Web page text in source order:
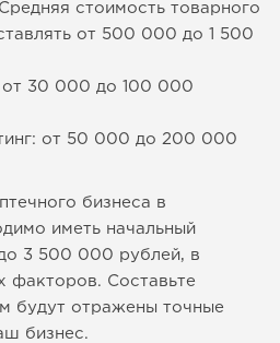
стоимость товарного
от 500 000 до 1 500
от 30 000 до 100 000
от 50 000 до 200 000
бизнеса в
иметь начальный
3 500 000 рублей, в
факторов. Составьте
будут отражены точные
бизнес.